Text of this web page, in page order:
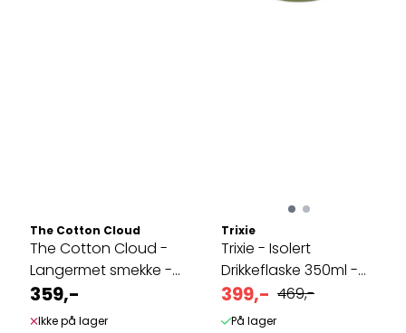
The Cotton Cloud
The Cotton Cloud -
Langermet smekke -
Origami
359,-
Ikke på lager
Trixie
Trixie - Isolert
Drikkeflaske 350ml -
Mr. Dino
399,- 469,-
På lager